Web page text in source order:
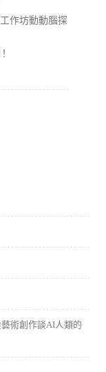
作坊動動腦探
術創作談AI人類的